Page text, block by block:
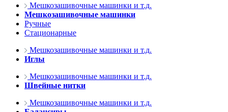
Мешкозашивочные машинки и т.д.
Мешкозашивочные машинки
Ручные
Стационарные
Мешкозашивочные машинки и т.д.
Иглы
Мешкозашивочные машинки и т.д.
Швейные нитки
Мешкозашивочные машинки и т.д.